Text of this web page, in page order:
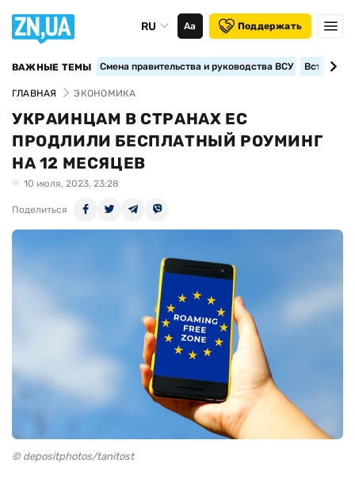
RU Аа Поддержать
ВАЖНЫЕ ТЕМЫ Смена правительства и руководства ВСУ
ГЛАВНАЯ ЭКОНОМИКА
УКРАИНЦАМ В СТРАНАХ ЕС
ПРОДЛИЛИ БЕСПЛАТНЫЙ РОУМИНГ
НА 12 МЕСЯЦЕВ
10 июля, 2023, 23:28
Поделиться
© depositphotos/tanitost